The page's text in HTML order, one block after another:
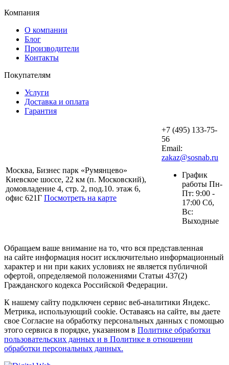
Компания
О компании
Блог
Производители
Контакты
Покупателям
Услуги
Доставка и оплата
Гарантия
Москва, Бизнес парк «Румянцево»
Киевское шоссе, 22 км (п. Московский),
домовладение 4, стр. 2, под.10. этаж 6,
офис 621Г Посмотреть на карте
+7 (495) 133-75-
56
Email:
zakaz@sosnab.ru
График
работы Пн-
Пт: 9:00 -
17:00 Сб,
Вс:
Выходные
Обращаем ваше внимание на то, что вся представленная
на сайте информация носит исключительно информационный
характер и ни при каких условиях не является публичной
офертой, определяемой положениями Статьи 437(2)
Гражданского кодекса Российской Федерации.
К нашему сайту подключен сервис веб-аналитики Яндекс.
Метрика, использующий cookie. Оставаясь на сайте, вы даете
свое Согласие на обработку персональных данных с помощью
этого сервиса в порядке, указанном в Политике обработки
пользовательских данных и в Политике в отношении
обработки персональных данных.